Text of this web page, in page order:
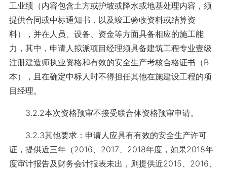
工业绩（内容包含土方或护坡或降水或地基处理内容，须
提供合同或中标通知书，以及竣工验收资料或结算资
料），并在人员、设备、资金等方面具备相应的施工能
力，其中，申请人拟派项目经理须具备建筑工程专业壹级
注册建造师执业资格和有效的安全生产考核合格证书（B
本），且在确定中标人时不得担任其他在施建设工程的项
目经理。
3.2.2本次资格预审不接受联合体资格预审申请。
3.2.3其他要求：申请人应具有有效的安全生产许可
证，提供近三年（2016、2017、2018年度，如果2018年
度审计报告及财务会计报表未出，则提供近2015、2016、